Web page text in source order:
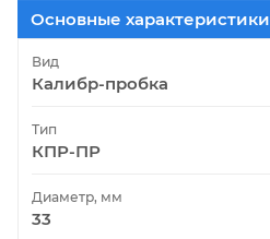
Основные характеристики
Вид
Калибр-пробка
Тип
КПР-ПР
Диаметр, мм
33